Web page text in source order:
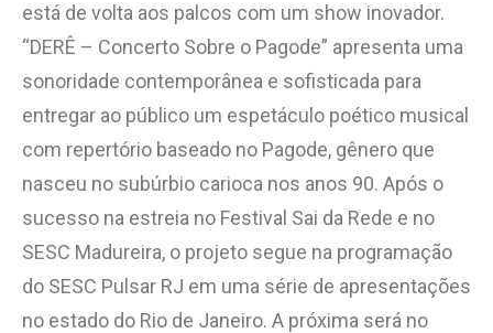
está de volta aos palcos com um show inovador.
“DERÊ – Concerto Sobre o Pagode” apresenta uma
sonoridade contemporânea e sofisticada para
entregar ao público um espetáculo poético musical
com repertório baseado no Pagode, gênero que
nasceu no subúrbio carioca nos anos 90. Após o
sucesso na estreia no Festival Sai da Rede e no
SESC Madureira, o projeto segue na programação
do SESC Pulsar RJ em uma série de apresentações
no estado do Rio de Janeiro. A próxima será no